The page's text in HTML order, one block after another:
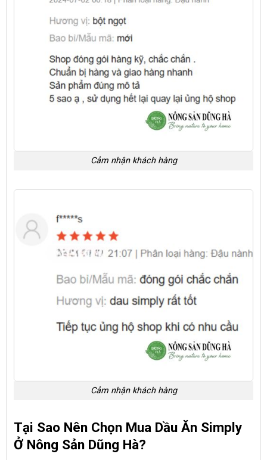
Cảm nhận khách hàng
Cảm nhận khách hàng
Tại Sao Nên Chọn Mua Dầu Ăn Simply
Ở Nông Sản Dũng Hà?